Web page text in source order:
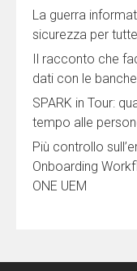
La guerra
sicurezza per
Il racconto che
dati con le banche
SPARK in Tour:
tempo alle
Più controllo
Onboarding
ONE UEM